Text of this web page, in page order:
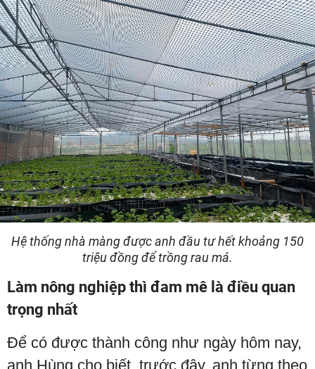
Hệ thống nhà màng được anh đầu tư hết khoảng 150
triệu đồng để trồng rau má.
Làm nông nghiệp thì đam mê là điều quan
trọng nhất
Để có được thành công như ngày hôm nay,
anh Hùng cho biết, trước đây, anh từng theo